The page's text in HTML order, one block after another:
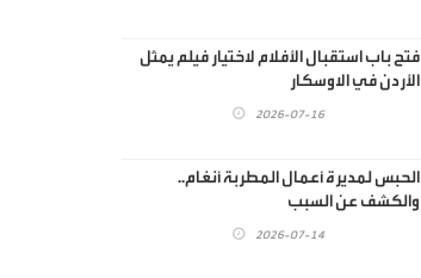
فتح باب استقبال الأفلام لاختيار فيلم يمثل
الأردن في الاوسكار
2026-07-16
الحبس لمديرة أعمال المطربة أنغام..
والكشف عن السبب
2026-07-14